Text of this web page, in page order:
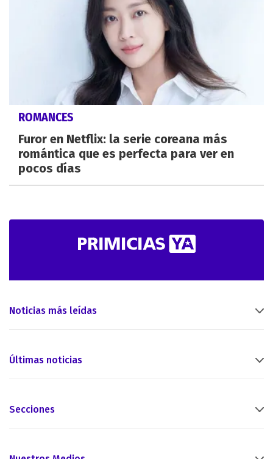
ROMANCES
Furor en Netflix: la serie coreana más
romántica que es perfecta para ver en
pocos días
Noticias más leídas
Últimas noticias
Secciones